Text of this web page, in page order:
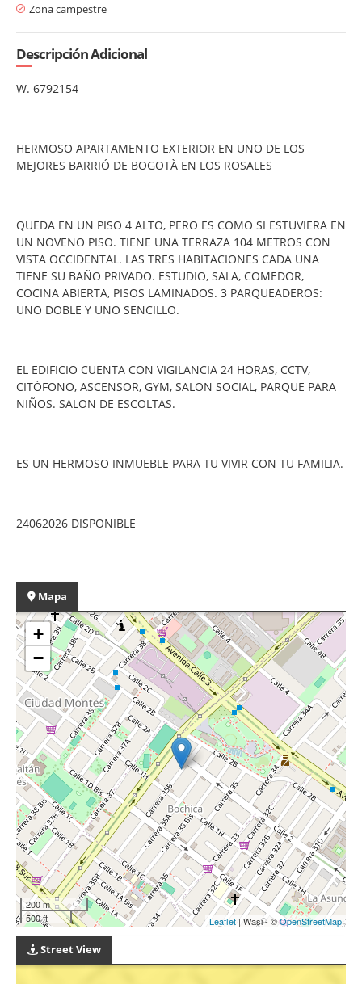
Zona campestre
Descripción Adicional
W. 6792154
HERMOSO APARTAMENTO EXTERIOR EN UNO DE LOS
MEJORES BARRIÓ DE BOGOTÀ EN LOS ROSALES
QUEDA EN UN PISO 4 ALTO, PERO ES COMO SI ESTUVIERA EN
UN NOVENO PISO. TIENE UNA TERRAZA 104 METROS CON
VISTA OCCIDENTAL. LAS TRES HABITACIONES CADA UNA
TIENE SU BAÑO PRIVADO. ESTUDIO, SALA, COMEDOR,
COCINA ABIERTA, PISOS LAMINADOS. 3 PARQUEADEROS:
UNO DOBLE Y UNO SENCILLO.
EL EDIFICIO CUENTA CON VIGILANCIA 24 HORAS, CCTV,
CITÓFONO, ASCENSOR, GYM, SALON SOCIAL, PARQUE PARA
NIÑOS. SALON DE ESCOLTAS.
ES UN HERMOSO INMUEBLE PARA TU VIVIR CON TU FAMILIA.
24062026 DISPONIBLE
Mapa
+
−
200 m
500 ft
Leaflet | Wasi - ©OpenStreetMap
Street View